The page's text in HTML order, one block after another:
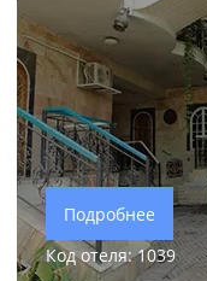
Подробнее
Код отеля: 1039